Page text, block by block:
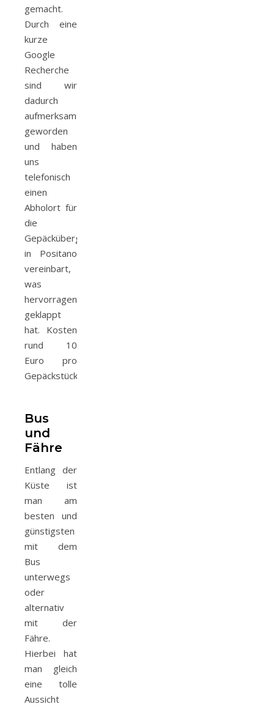
gemacht.
Durch eine
kurze
Google
Recherche
sind wir
dadurch
aufmerksam
geworden
und haben
uns
telefonisch
einen
Abholort für
die
Gepäckübergabe
in Positano
vereinbart,
was
hervorragend
geklappt
hat. Kosten
rund 10
Euro pro
Gepäckstück.
Bus
und
Fähre
Entlang der
Küste ist
man am
besten und
günstigsten
mit dem
Bus
unterwegs
oder
alternativ
mit der
Fähre.
Hierbei hat
man gleich
eine tolle
Aussicht